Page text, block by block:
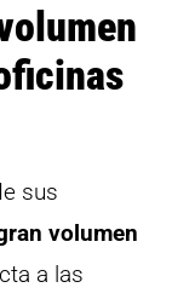
sus
volumen
a las